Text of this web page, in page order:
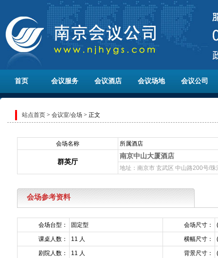
首页 会议服务 会议酒店 会议场地 会议公司
站点首页 > 会议室/会场 > 正文
会场名称 所属酒店
群英厅
南京中山大厦酒店
地址：南京市 玄武区 中山路200号/
会场参考资料
会场台型： 固定型 会场尺寸：
课桌人数： 11 人 横幅尺寸：
剧院人数： 11 人 背景尺寸：